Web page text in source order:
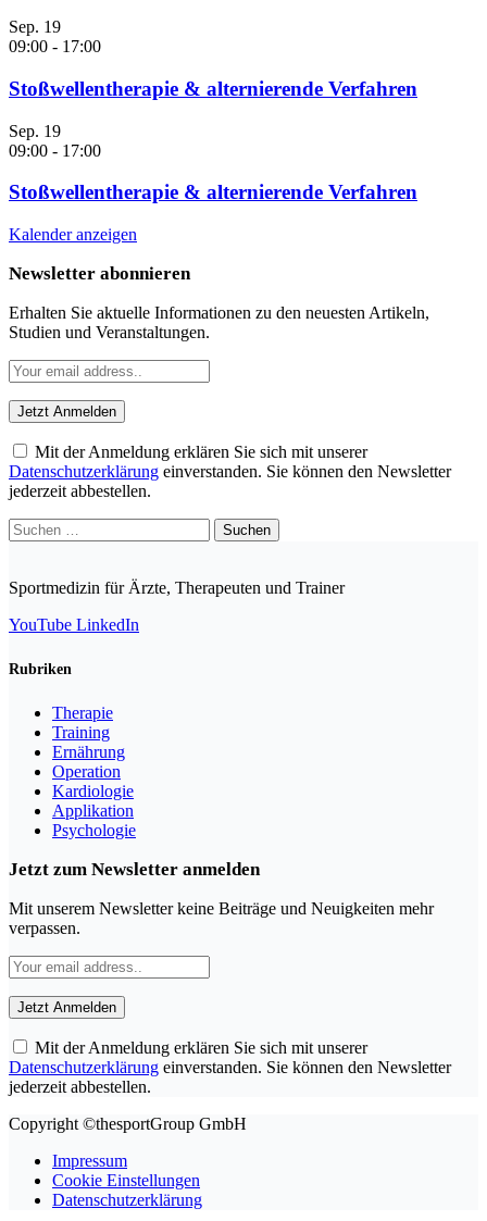
Sep. 19
09:00 - 17:00
Stoßwellentherapie & alternierende Verfahren
Sep. 19
09:00 - 17:00
Stoßwellentherapie & alternierende Verfahren
Kalender anzeigen
Newsletter abonnieren
Erhalten Sie aktuelle Informationen zu den neuesten Artikeln,
Studien und Veranstaltungen.
Mit der Anmeldung erklären Sie sich mit unserer
Datenschutzerklärung einverstanden. Sie können den Newsletter
jederzeit abbestellen.
Suchen
nach:
Sportmedizin für Ärzte, Therapeuten und Trainer
YouTube LinkedIn
Rubriken
Therapie
Training
Ernährung
Operation
Kardiologie
Applikation
Psychologie
Jetzt zum Newsletter anmelden
Mit unserem Newsletter keine Beiträge und Neuigkeiten mehr
verpassen.
Mit der Anmeldung erklären Sie sich mit unserer
Datenschutzerklärung einverstanden. Sie können den Newsletter
jederzeit abbestellen.
Copyright ©thesportGroup GmbH
Impressum
Cookie Einstellungen
Datenschutzerklärung